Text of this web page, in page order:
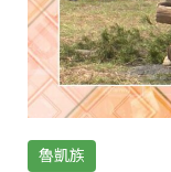
魯凱族